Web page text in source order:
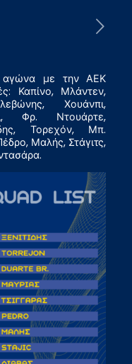
αγώνα με την ΑΕΚ
Καπίνο, Μλάντεν,
Χουάνπι,
Φρ. Ντουάρτε,
Τορεχόν, Μπ.
Μαλής, Στάγιτς,